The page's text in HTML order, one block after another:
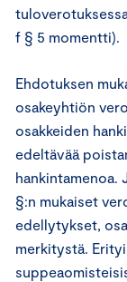
f § 5 momentti).
Ehdotuksen
osakeyhtiön
osakkeiden
edeltävää
hankintamenoa.
§:n mukaiset
edellytykset,
merkitystä.